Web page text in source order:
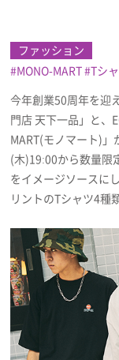
カフェ・グル
エンタメ
ライフスタ
プレゼント
インタビュー
フィルム
Emoメン
ファッション
MONO-MART Tシ
今年創業50周年を迎
門店 天下一品」と、
MART(モノマート)
(木)19:00から数量限
をイメージソースに
リントのTシャツ4種類